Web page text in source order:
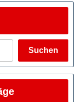
Mit
Suchen